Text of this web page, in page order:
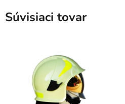
Súvisiaci tovar